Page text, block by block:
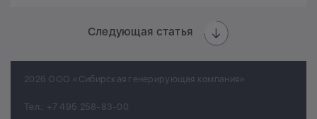
Следующая статья
2026 ООО «Сибирская генерирующая компания»
Тел.: +7 495 258-83-00